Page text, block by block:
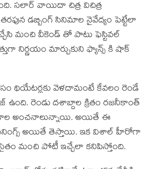
సలార్ వాయిదా చిత్ర విచిత్ర
డబ్బింగ్ సినిమాల నైవేద్యం పెట్టేలా
మంచి వీకెండ్ తో పాటు ఫెస్టివల్
నిర్ణయం మార్చుకుని ఫ్యాన్స్ కి షాక్
థియేటర్లకు వెళదామంటే కేవలం రెండే
ఉంది. రెండు దశాబ్దాల క్రితం రజనీకాంత్
అంచనాలున్నాయి. అయితే ఈ
అయితే తెస్తాయి. ఇక విశాల్ హీరోగా
మంచి పోటీ ఇచ్చేలా కనిపిస్తోంది.